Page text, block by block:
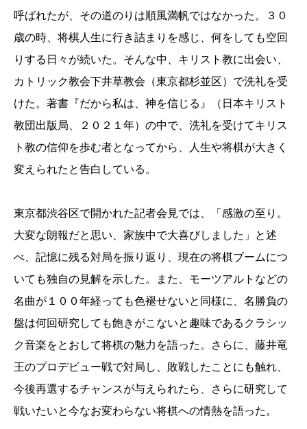
呼ばれたが、その道のりは順風満帆ではなかった。３０
歳の時、将棋人生に行き詰まりを感じ、何をしても空回
りする日々が続いた。そんな中、キリスト教に出会い、
カトリック教会下井草教会（東京都杉並区）で洗礼を受
けた。著書『だから私は、神を信じる』（日本キリスト
教団出版局、２０２１年）の中で、洗礼を受けてキリス
ト教の信仰を歩む者となってから、人生や将棋が大きく
変えられたと告白している。
東京都渋谷区で開かれた記者会見では、「感激の至り。
大変な朗報だと思い、家族中で大喜びしました」と述
べ、記憶に残る対局を振り返り、現在の将棋ブームにつ
いても独自の見解を示した。また、モーツアルトなどの
名曲が１００年経っても色褪せないと同様に、名勝負の
盤は何回研究しても飽きがこないと趣味であるクラシッ
ク音楽をとおして将棋の魅力を語った。さらに、藤井竜
王のプロデビュー戦で対局し、敗戦したことにも触れ、
今後再選するチャンスが与えられたら、さらに研究して
戦いたいと今なお変わらない将棋への情熱を語った。